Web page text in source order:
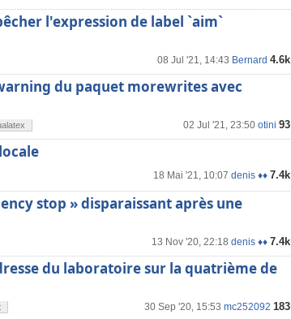
l'expression de label `aim`
08 Jul '21, 14:43 Bernard 4.6k
du paquet morewrites avec
02 Jul '21, 23:50 otini 93
18 Mai '21, 10:07 denis ♦♦ 7.4k
stop » disparaissant après une
13 Nov '20, 22:18 denis ♦♦ 7.4k
du laboratoire sur la quatrième de
30 Sep '20, 15:53 mc252092 183